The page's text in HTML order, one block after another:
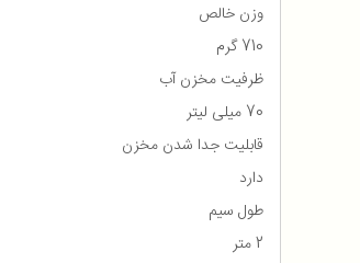
وزن خالص
710 گرم
ظرفیت مخزن آب
70 میلی لیتر
قابلیت جدا شدن مخزن
دارد
طول سیم
2 متر